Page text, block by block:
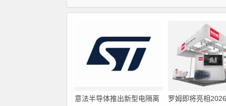
意法半导体推出新型电隔离 罗姆即将亮相